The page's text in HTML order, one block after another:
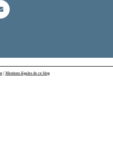
| Mentions légales de ce blog